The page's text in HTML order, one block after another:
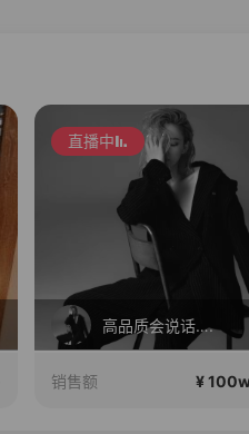
直播中
高品质会说话….
销售额 ¥